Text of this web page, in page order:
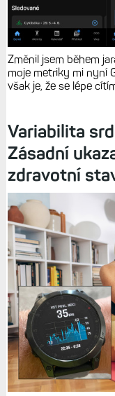
Změnil jsem během
moje metriky mi nyní
však je, že se lépe
Variabilita
Zásadní
zdravotní